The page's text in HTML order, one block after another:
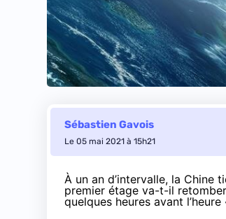
Sébastien Gavois
Le 05 mai 2021 à 15h21
À un an d’intervalle, la Chine
premier étage va-t-il
quelques heures avant